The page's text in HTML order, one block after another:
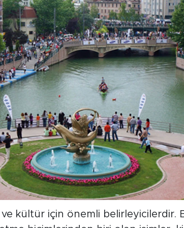
kültür için önemli belirleyicilerdir.